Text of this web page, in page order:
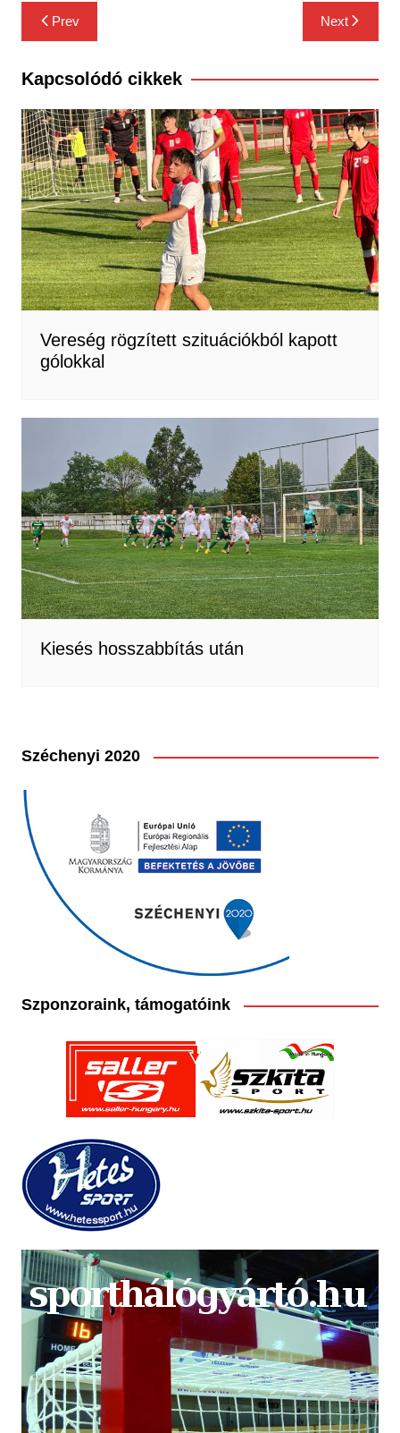
Bejegyzés
navigáció
Prev Next
Kapcsolódó cikkek
Vereség rögzített szituációkból kapott
gólokkal
Kiesés hosszabbítás után
Széchenyi 2020
Szponzoraink, támogatóink